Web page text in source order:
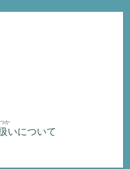
か
いについて